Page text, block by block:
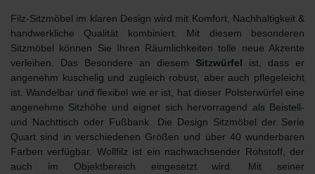
Filz-Sitzmöbel im klaren Design wird mit Komfort, Nachhaltigkeit &
handwerkliche Qualität kombiniert. Mit diesem besonderen
Sitzmöbel können Sie Ihren Räumlichkeiten tolle neue Akzente
verleihen. Das Besondere an diesem Sitzwürfel ist, dass er
angenehm kuschelig und zugleich robust, aber auch pflegeleicht
ist. Wandelbar und flexibel wie er ist, hat dieser Polsterwürfel eine
angenehme Sitzhöhe und eignet sich hervorragend als Beistell-
und Nachttisch oder Fußbank. Die Design Sitzmöbel der Serie
Quart sind in verschiedenen Größen und über 40 wunderbaren
Farben verfügbar. Wollfilz ist ein nachwachsender Rohstoff, der
auch im Objektbereich eingesetzt wird. Mit seiner